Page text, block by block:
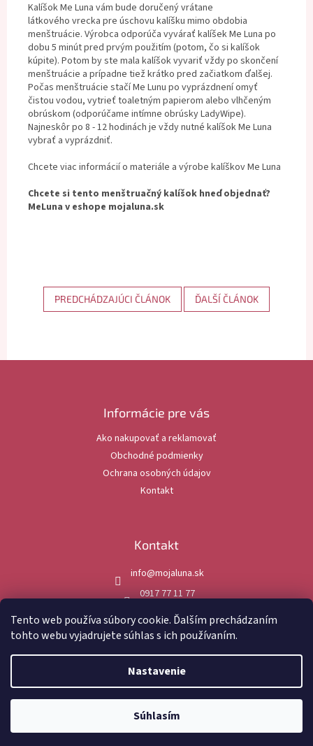
Tento web používa súbory cookie. Ďalším prechádzaním
tohto webu vyjadrujete súhlas s ich používaním.
Nastavenie
Súhlasím
Kalíšok Me Luna vám bude doručený vrátane
látkového vrecka pre úschovu kalíšku mimo obdobia
menštruácie. Výrobca odporúča vyvárať kalíšek Me Luna po
dobu 5 minút pred prvým použitím (potom, čo si kalíšok
kúpite). Potom by ste mala kalíšok vyvariť vždy po skončení
menštruácie a prípadne tiež krátko pred začiatkom ďalšej.
Počas menštruácie stačí Me Lunu po vyprázdnení omyť
čistou vodou, vytrieť toaletným papierom alebo vlhčeným
obrúskom (odporúčame intímne obrúsky LadyWipe).
Najneskôr po 8 - 12 hodinách je vždy nutné kalíšok Me Luna
vybrať a vyprázdniť.
Chcete viac informácií o materiále a výrobe kalíškov Me Luna
Chcete si tento menštruačný kalíšok hneď objednať?
MeLuna v eshope mojaluna.sk
PREDCHÁDZAJÚCI ČLÁNOK ĎALŠÍ ČLÁNOK
Informácie pre vás
Ako nakupovať a reklamovať
Obchodné podmienky
Ochrana osobných údajov
Kontakt
Kontakt
info@mojaluna.sk
0917 77 11 77
mojaluna.sk
Vytvoril Shoptet
Copyright 2026MojaLuna.sk. Všetky práva vyhradené.